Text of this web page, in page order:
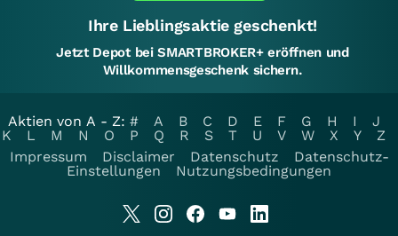
Ihre Lieblingsaktie geschenkt!
Jetzt Depot bei SMARTBROKER+ eröffnen und
Willkommensgeschenk sichern.
Aktien von A - Z: # A B C D E F G H I
J
K
L M N O P Q R S T U V W X Y
Z
Impressum
Disclaimer Datenschutz
Datenschutz-
Einstellungen
Nutzungsbedingungen